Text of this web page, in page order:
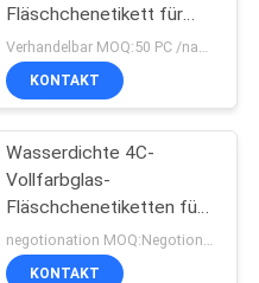
253
Fläschchenetikett für
Medikamentenglasfläschchen
Verhandelbar MOQ:50 PC /name
KONTAKT
Wasserdichte 4C-
Vollfarbglas-
Fläschchenetiketten für
pharmazeutische
Fläschchen
KONTAKT